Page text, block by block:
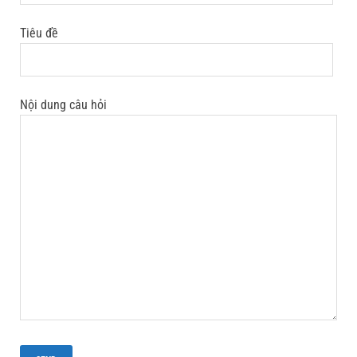
Tiêu đề
Nội dung câu hỏi